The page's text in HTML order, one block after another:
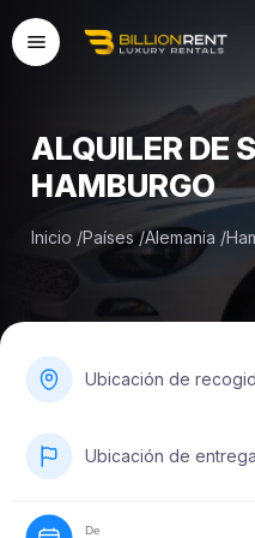
ALQUILER DE
HAMBURGO
Inicio /Países /Alemania /
Ubicación de
Ubicación de entrega
De